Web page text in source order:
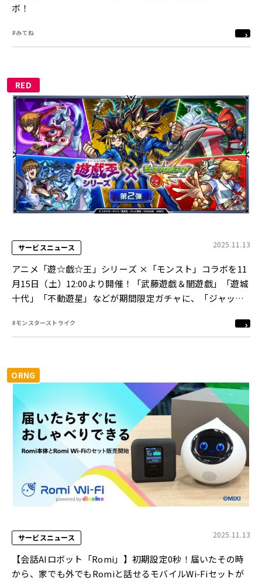
ボ！
#みてね
RED
サービスニュース 2025.11.13
アニメ「遊☆戯☆王」シリーズ ×「モンスト」コラボを11
月15日（土）12:00より開催！「武藤遊戯＆闇遊戯」「遊城
十代」「不動遊星」などが期間限定ガチャに、「ジャッ
#モンスターストライク
ORNG
サービスニュース 2025.11.13
【会話AIロボット「Romi」】初期設定0秒！届いたその時
から、家でも外でもRomiと話せるモバイルWi-Fiセットが